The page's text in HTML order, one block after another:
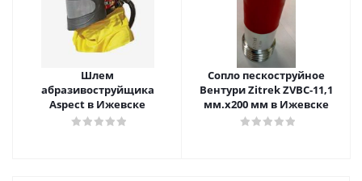
Шлем
абразивоструйщика
Aspect в Ижевске
Сопло пескоструйное
Вентури Zitrek ZVBC-11,1
мм.х200 мм в Ижевске